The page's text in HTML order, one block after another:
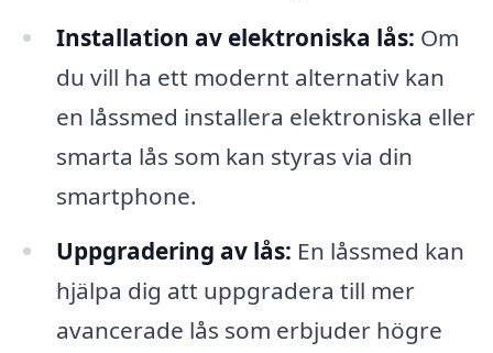
Installation av elektroniska lås: Om
du vill ha ett modernt alternativ kan
en låssmed installera elektroniska eller
smarta lås som kan styras via din
smartphone.
Uppgradering av lås: En låssmed kan
hjälpa dig att uppgradera till mer
avancerade lås som erbjuder högre